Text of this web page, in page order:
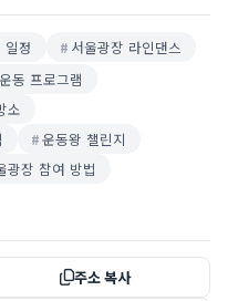
정
서울광장 라인댄스
동 프로그램
소
운동왕 챌린지
광장 참여 방법
주소 복사